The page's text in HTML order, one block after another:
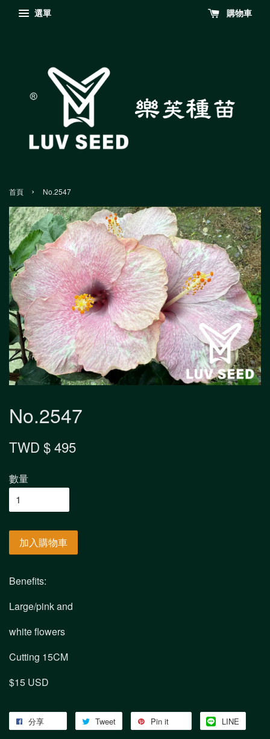
選單 購物車
首頁 › No.2547
No.2547
TWD $ 495
數量
加入購物車
Benefits:
Large/pink and
white flowers
Cutting 15CM
$15 USD
分享 Tweet Pin it LINE